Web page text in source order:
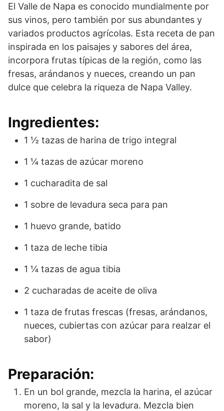
El Valle de Napa es conocido mundialmente por
sus vinos, pero también por sus abundantes y
variados productos agrícolas. Esta receta de pan
inspirada en los paisajes y sabores del área,
incorpora frutas típicas de la región, como las
fresas, arándanos y nueces, creando un pan
dulce que celebra la riqueza de Napa Valley.
Ingredientes:
1 ½ tazas de harina de trigo integral
1 ¼ tazas de azúcar moreno
1 cucharadita de sal
1 sobre de levadura seca para pan
1 huevo grande, batido
1 taza de leche tibia
1 ¼ tazas de agua tibia
2 cucharadas de aceite de oliva
1 taza de frutas frescas (fresas, arándanos,
nueces, cubiertas con azúcar para realzar el
sabor)
Preparación:
En un bol grande, mezcla la harina, el azúcar
moreno, la sal y la levadura. Mezcla bien